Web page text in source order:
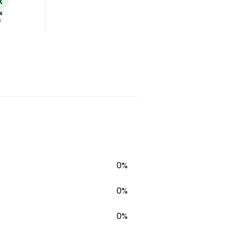
0%
0%
0%